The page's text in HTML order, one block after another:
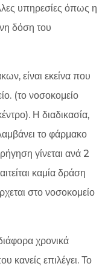
υπηρεσίες όπως η
δόση του
είναι εκείνα που
(το νοσοκομείο
Η διαδικασία,
το φάρμακο
γίνεται ανά 2
καμία δράση
στο νοσοκομείο
χρονικά
κανείς επιλέγει. Το